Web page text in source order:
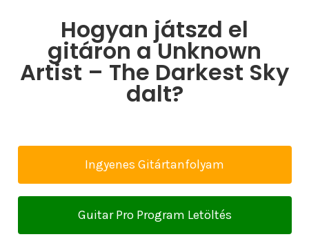
Hogyan játszd el
gitáron a Unknown
Artist – The Darkest Sky
dalt?
Ingyenes Gitártanfolyam
Guitar Pro Program Letöltés